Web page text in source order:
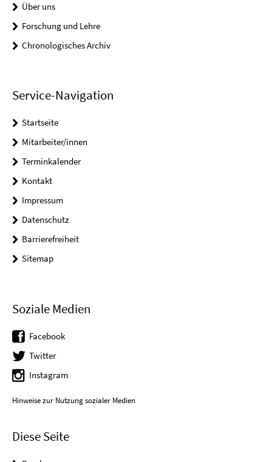
Über uns
Forschung und Lehre
Chronologisches Archiv
Service-Navigation
Startseite
Mitarbeiter/innen
Terminkalender
Kontakt
Impressum
Datenschutz
Barrierefreiheit
Sitemap
Soziale Medien
Facebook
Twitter
Instagram
Hinweise zur Nutzung sozialer Medien
Diese Seite